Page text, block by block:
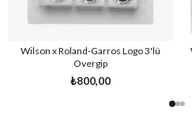
Wilson x Roland-Garros Logo 3'lü
Overgip
₺800,00